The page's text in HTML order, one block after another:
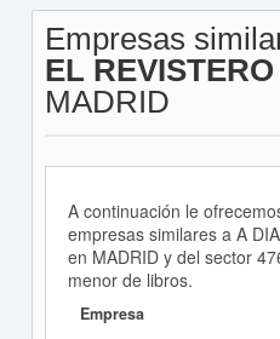
Empresas
EL
MADRID
A continuación le
empresas similares a A
en MADRID y del sector
menor de libros.
Empresa